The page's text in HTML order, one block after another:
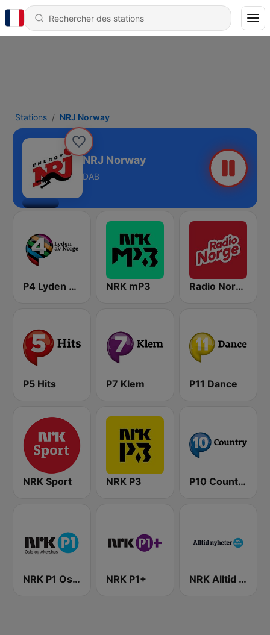
Stations NRJ Norway
NRJ Norway
DAB
P4 Lyden av Norge NRK mP3 Radio Norge
P5 Hits P7 Klem P11 Dance
NRK Sport NRK P3 P10 Country
NRK P1 Oslo og Akershus NRK P1+ NRK Alltid Nyheter